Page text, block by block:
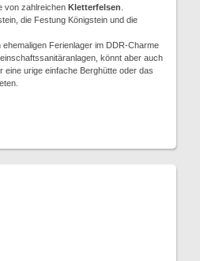
von zahlreichen Kletterfelsen
die Festung Königstein und die
Ferienlager im DDR-Charme
könnt aber auch
urige einfache Berghütte oder das